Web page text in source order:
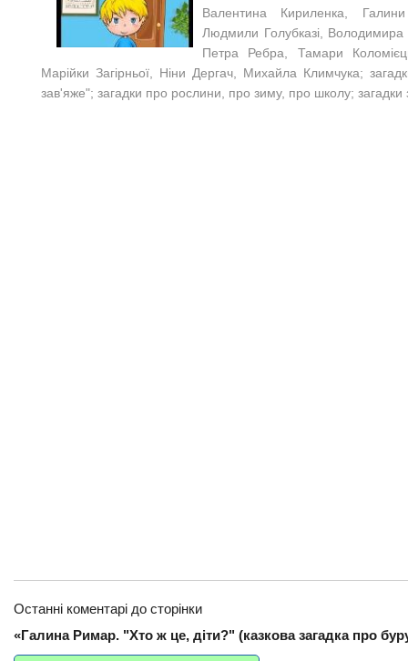
Валентина Кириленка,
Людмили Голубказі, Володимира
Петра Ребра, Тамари
Марійки Загірньої, Ніни Дергач, Михайла Климчука;
зав'яже"; загадки про рослини, про зиму, про школу; загадки
Останні коментарі до сторінки
«Галина Римар. "Хто ж це, діти?" (казкова загадка про